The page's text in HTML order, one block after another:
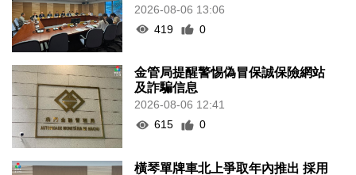
2026-08-06 13:06
419
0
金管局提醒警惕偽冒保誠保險網站
及詐騙信息
2026-08-06 12:41
615
0
橫琴單牌車北上爭取年內推出 採用